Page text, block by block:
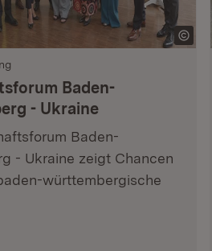
Baden-
- Ukraine
Baden-
- Ukraine zeigt Chancen
württembergische